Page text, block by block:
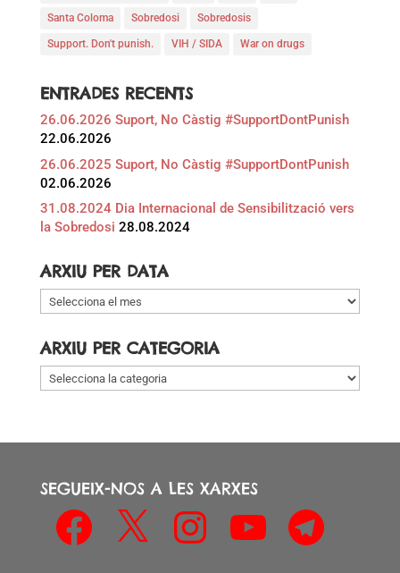
Santa Coloma Sobredosi Sobredosis
Support. Don't punish. VIH / SIDA War on drugs
ENTRADES RECENTS
26.06.2026 Suport, No Càstig #SupportDontPunish
22.06.2026
26.06.2025 Suport, No Càstig #SupportDontPunish
02.06.2026
31.08.2024 Dia Internacional de Sensibilització vers
la Sobredosi 28.08.2024
ARXIU PER DATA
Arxiu
per
ARXIU PER CATEGORIA
Arxiu
per
SEGUEIX-NOS A LES XARXES
Facebook Instagram Telegram